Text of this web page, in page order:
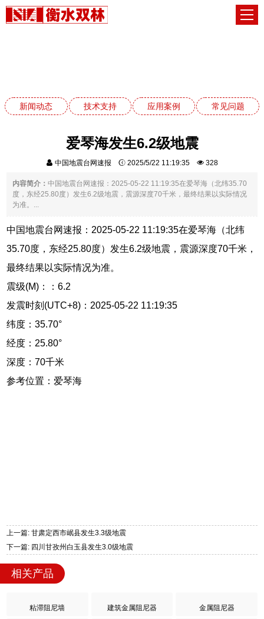
新闻动态 技术支持 应用案例 常见问题
爱琴海发生6.2级地震
中国地震台网速报 2025/5/22 11:19:35 328
内容简介：中国地震台网速报：2025-05-22 11:19:35在爱琴海（北纬35.70
度，东经25.80度）发生6.2级地震，震源深度70千米，最终结果以实际情况
为准。...
中国地震台网速报：2025-05-22 11:19:35在爱琴海（北纬
35.70度，东经25.80度）发生6.2级地震，震源深度70千米，
最终结果以实际情况为准。
震级(M)：：6.2
发震时刻(UTC+8)：2025-05-22 11:19:35
纬度：35.70°
经度：25.80°
深度：70千米
参考位置：爱琴海
上一篇: 甘肃定西市岷县发生3.3级地震
下一篇: 四川甘孜州白玉县发生3.0级地震
相关产品
粘滞阻尼墙 建筑金属阻尼器 金属阻尼器